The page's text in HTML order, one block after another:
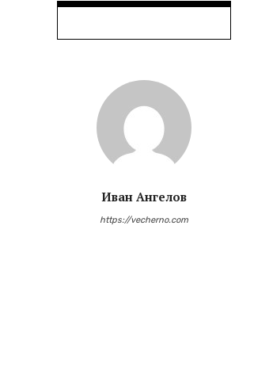
Иван Ангелов
https://vecherno.com